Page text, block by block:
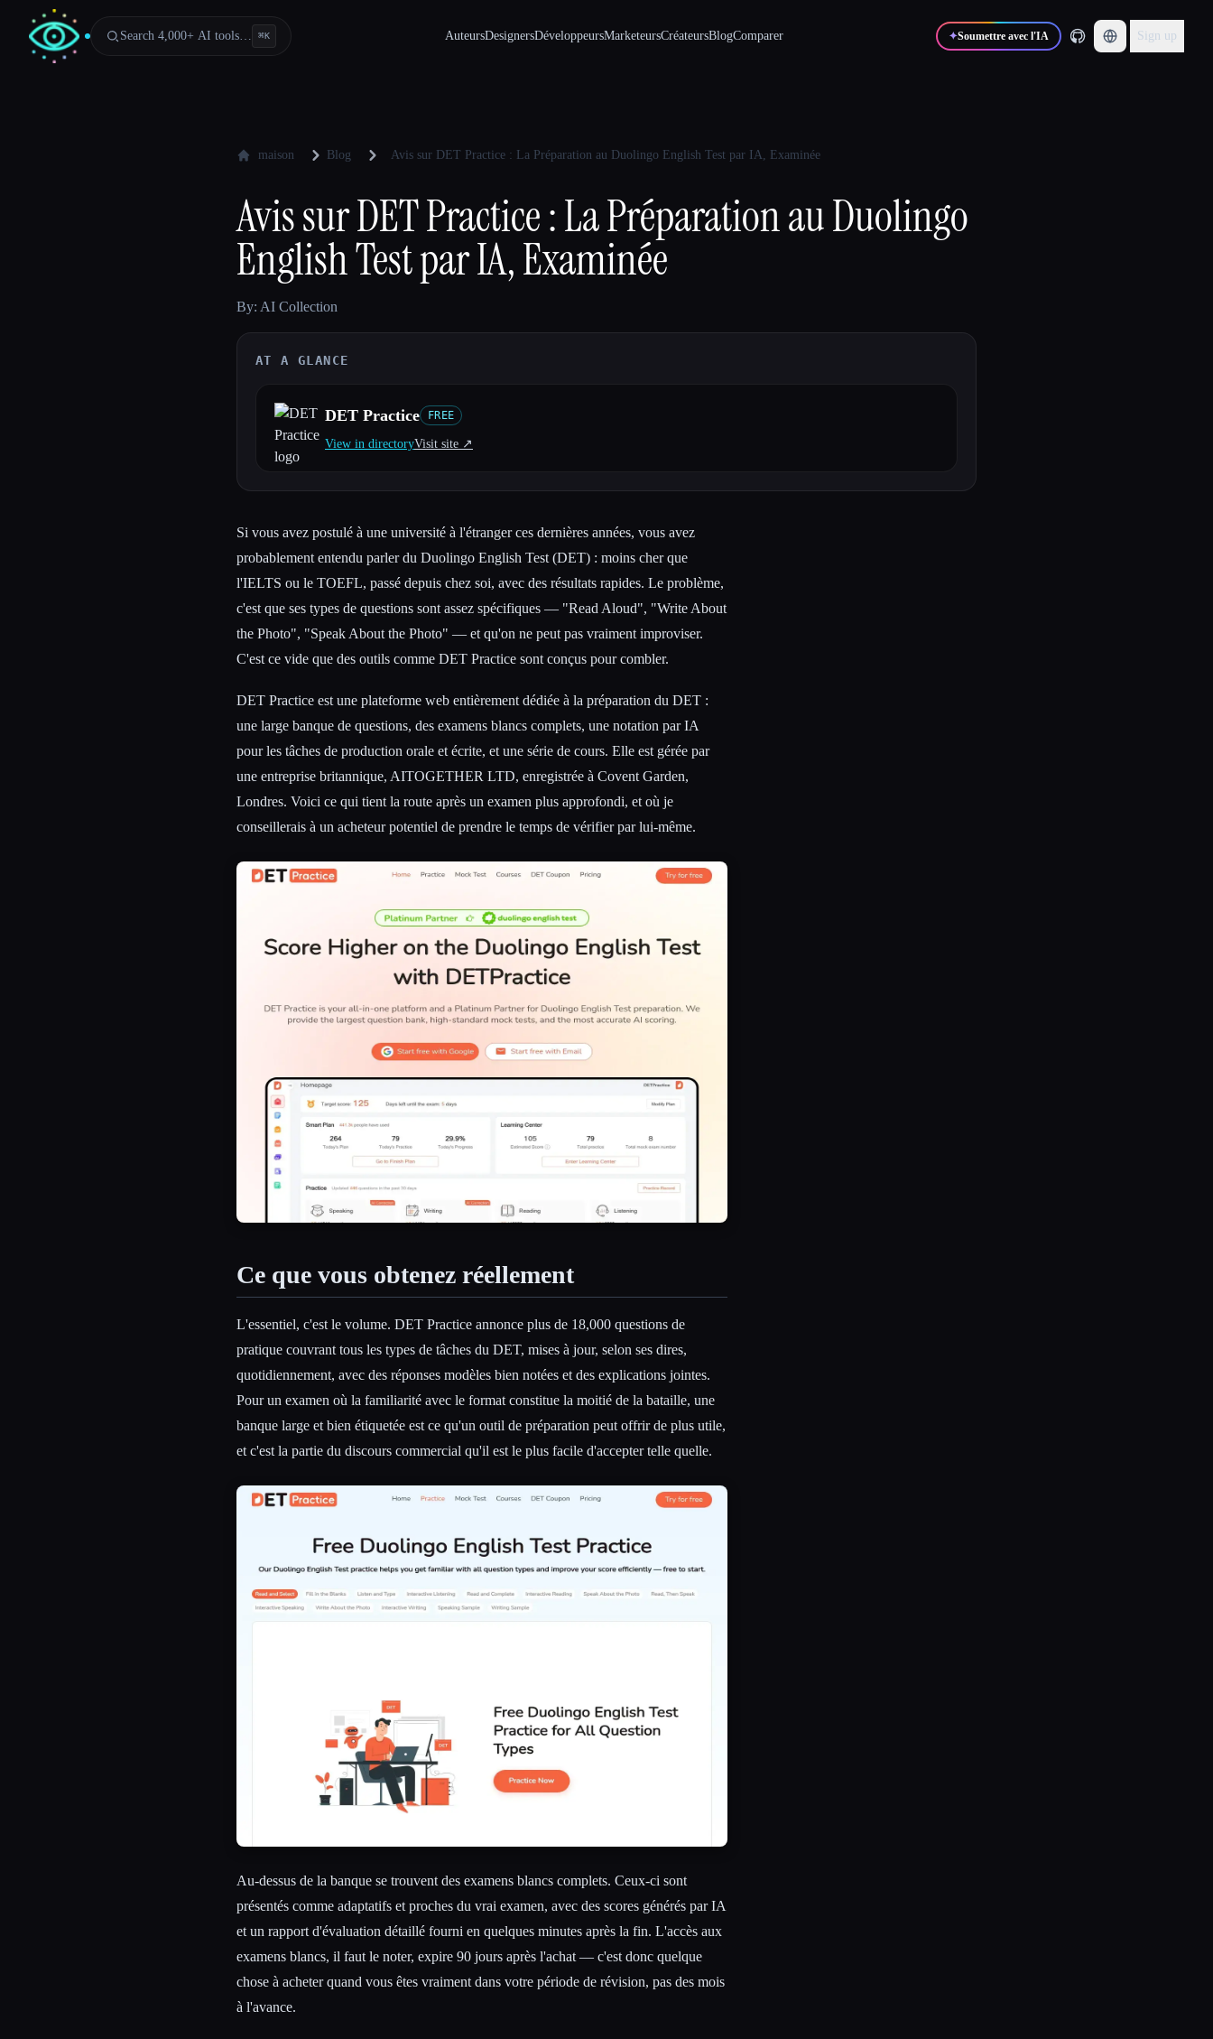
Search 4,000+ AI tools… ⌘K AuteursDesignersDéveloppeursMarketeursCréateursBlogComparer ✦Soumettre avec l'IA Sign up
maison Blog Avis sur DET Practice : La Préparation au Duolingo English Test par IA, Examinée
Avis sur DET Practice : La Préparation au Duolingo
English Test par IA, Examinée
By: AI Collection
AT A GLANCE
DET Practice FREE
View in directoryVisit site ↗︎
Si vous avez postulé à une université à l'étranger ces dernières années, vous avez
probablement entendu parler du Duolingo English Test (DET) : moins cher que
l'IELTS ou le TOEFL, passé depuis chez soi, avec des résultats rapides. Le problème,
c'est que ses types de questions sont assez spécifiques — "Read Aloud", "Write About
the Photo", "Speak About the Photo" — et qu'on ne peut pas vraiment improviser.
C'est ce vide que des outils comme DET Practice sont conçus pour combler.
DET Practice est une plateforme web entièrement dédiée à la préparation du DET :
une large banque de questions, des examens blancs complets, une notation par IA
pour les tâches de production orale et écrite, et une série de cours. Elle est gérée par
une entreprise britannique, AITOGETHER LTD, enregistrée à Covent Garden,
Londres. Voici ce qui tient la route après un examen plus approfondi, et où je
conseillerais à un acheteur potentiel de prendre le temps de vérifier par lui-même.
Ce que vous obtenez réellement
L'essentiel, c'est le volume. DET Practice annonce plus de 18,000 questions de
pratique couvrant tous les types de tâches du DET, mises à jour, selon ses dires,
quotidiennement, avec des réponses modèles bien notées et des explications jointes.
Pour un examen où la familiarité avec le format constitue la moitié de la bataille, une
banque large et bien étiquetée est ce qu'un outil de préparation peut offrir de plus utile,
et c'est la partie du discours commercial qu'il est le plus facile d'accepter telle quelle.
Au-dessus de la banque se trouvent des examens blancs complets. Ceux-ci sont
présentés comme adaptatifs et proches du vrai examen, avec des scores générés par IA
et un rapport d'évaluation détaillé fourni en quelques minutes après la fin. L'accès aux
examens blancs, il faut le noter, expire 90 jours après l'achat — c'est donc quelque
chose à acheter quand vous êtes vraiment dans votre période de révision, pas des mois
à l'avance.